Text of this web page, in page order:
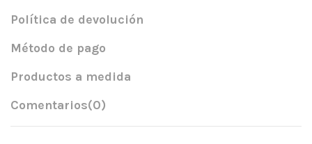
Política de devolución
Método de pago
Productos a medida
Comentarios(0)